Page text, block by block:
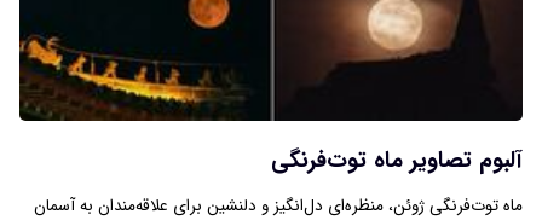
آلبوم تصاویر ماه‌ توت‌فرنگی
ماه توت‌فرنگی ژوئن، منظره‌ای دل‌انگیز و دلنشین برای علاقه‌مندان به آسمان